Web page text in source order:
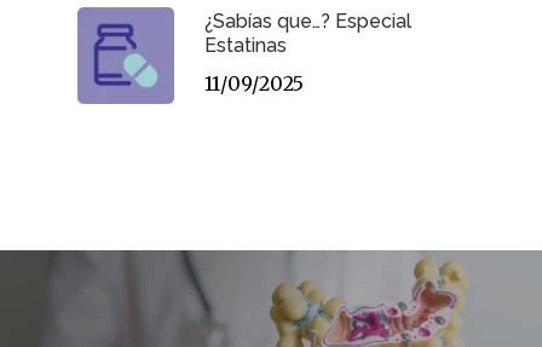
¿Sabías que…? Especial
Estatinas
11/09/2025